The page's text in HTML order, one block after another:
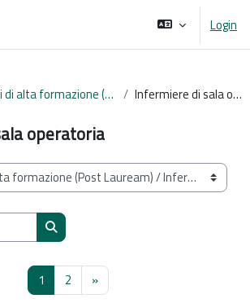
Login
Master e corsi di alta formazione (Post Lauream) Infermiere di sala operatoria
operatoria
Cerca corsi
1 Pagina 1
2 Pagina 2
»Pagina successiva